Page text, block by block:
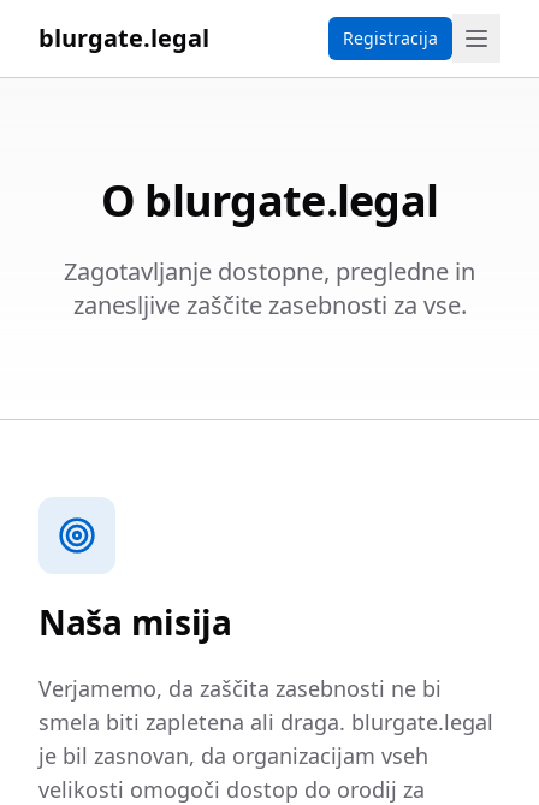
blurgate.legal Registracija
O blurgate.legal
Zagotavljanje dostopne, pregledne in
zanesljive zaščite zasebnosti za vse.
Naša misija
Verjamemo, da zaščita zasebnosti ne bi
smela biti zapletena ali draga. blurgate.legal
je bil zasnovan, da organizacijam vseh
velikosti omogoči dostop do orodij za